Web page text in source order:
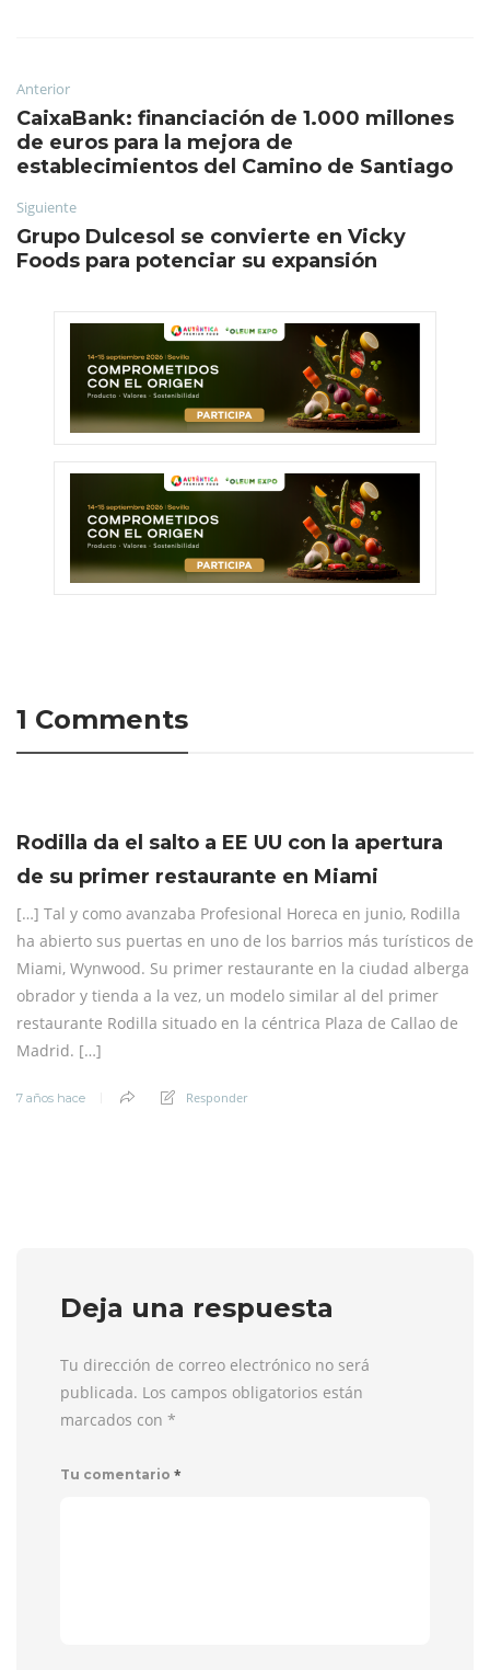
Anterior
CaixaBank: financiación de 1.000 millones
de euros para la mejora de
establecimientos del Camino de Santiago
Siguiente
Grupo Dulcesol se convierte en Vicky
Foods para potenciar su expansión
1 Comments
Rodilla da el salto a EE UU con la apertura
de su primer restaurante en Miami
[…] Tal y como avanzaba Profesional Horeca en junio, Rodilla
ha abierto sus puertas en uno de los barrios más turísticos de
Miami, Wynwood. Su primer restaurante en la ciudad alberga
obrador y tienda a la vez, un modelo similar al del primer
restaurante Rodilla situado en la céntrica Plaza de Callao de
Madrid. […]
7 años hace Responder
Deja una respuesta
Tu dirección de correo electrónico no será
publicada. Los campos obligatorios están
marcados con *
Tu comentario *